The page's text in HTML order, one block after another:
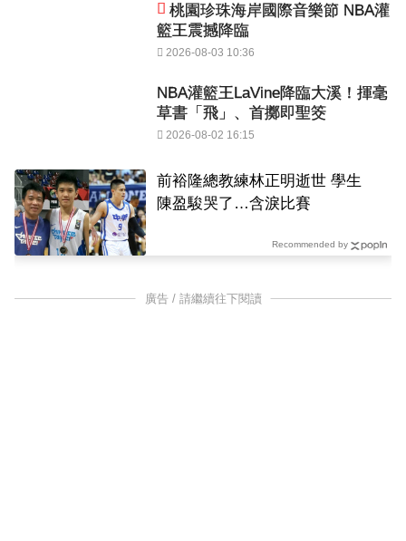
桃園珍珠海岸國際音樂節 NBA灌
籃王震撼降臨
2026-08-03 10:36
NBA灌籃王LaVine降臨大溪！揮毫
草書「飛」、首擲即聖筊
2026-08-02 16:15
前裕隆總教練林正明逝世 學生
陳盈駿哭了…含淚比賽
Recommended by
廣告 / 請繼續往下閱讀